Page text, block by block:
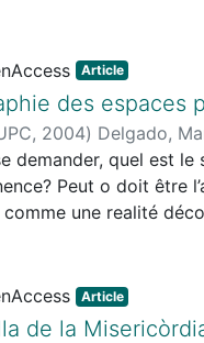
la represa de les
mitjançant
posat al descobert
escolar, tot
escletxa digital no
àmplies i estructurals.
Article
des espaces
, 2004) Delgado,
quel est le
Peut o doit être
une realité
un continente
que
oui, le sien
Article
de la